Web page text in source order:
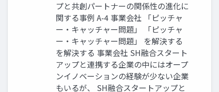
プと共創パートナーの関係性の進化に
関する事例 A-4 事業会社 「ピッチャ
ー・キャッチャー問題」 「ピッチャ
ー・キャッチャー問題」 を解決する
を解決する 事業会社 SH融合スタート
アップと連携する企業の中にはオープ
ンイノベーションの経験が少ない企業
もいるが、 SH融合スタートアップと